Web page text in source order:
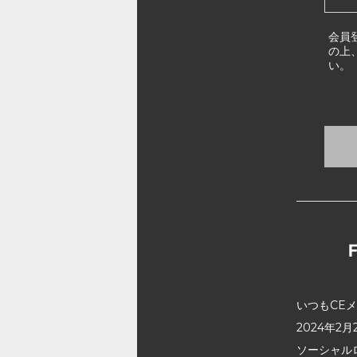
会員
の上
い。
いつもCE
2024年2月
ソーシャ